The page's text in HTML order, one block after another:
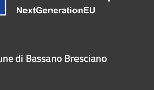
di Bassano Bresciano